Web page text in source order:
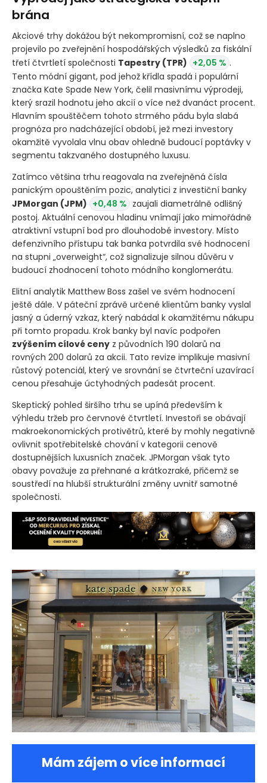
brána
Akciové trhy dokážou být nekompromisní, což se naplno
projevilo po zveřejnění hospodářských výsledků za fiskální
třetí čtvrtletí společnosti Tapestry (TPR) +2,05 % .
Tento módní gigant, pod jehož křídla spadá i populární
značka Kate Spade New York, čelil masivnímu výprodeji,
který srazil hodnotu jeho akcií o více než dvanáct procent.
Hlavním spouštěčem tohoto strmého pádu byla slabá
prognóza pro nadcházející období, jež mezi investory
okamžitě vyvolala vlnu obav ohledně budoucí poptávky v
segmentu takzvaného dostupného luxusu.
Zatímco většina trhu reagovala na zveřejněná čísla
panickým opouštěním pozic, analytici z investiční banky
JPMorgan (JPM) +0,48 % zaujali diametrálně odlišný
postoj. Aktuální cenovou hladinu vnímají jako mimořádně
atraktivní vstupní bod pro dlouhodobé investory. Místo
defenzivního přístupu tak banka potvrdila své hodnocení
na stupni „overweight“, což signalizuje silnou důvěru v
budoucí zhodnocení tohoto módního konglomerátu.
Elitní analytik Matthew Boss zašel ve svém hodnocení
ještě dále. V páteční zprávě určené klientům banky vyslal
jasný a úderný vzkaz, který nabádal k okamžitému nákupu
při tomto propadu. Krok banky byl navíc podpořen
zvýšením cílové ceny z původních 190 dolarů na
rovných 200 dolarů za akcii. Tato revize implikuje masivní
růstový potenciál, který ve srovnání se čtvrteční uzavírací
cenou přesahuje úctyhodných padesát procent.
Skeptický pohled širšího trhu se upíná především k
výhledu tržeb pro červnové čtvrtletí. Investoři se obávají
makroekonomických protivětrů, které by mohly negativně
ovlivnit spotřebitelské chování v kategorii cenově
dostupnějších luxusních značek. JPMorgan však tyto
obavy považuje za přehnané a krátkozraké, přičemž se
soustředí na hlubší strukturální změny uvnitř samotné
společnosti.
Mám zájem o více informací